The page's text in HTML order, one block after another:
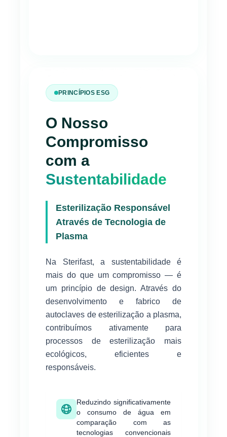
PRINCÍPIOS ESG
O Nosso
Compromisso
com a
Sustentabilidade
Esterilização Responsável
Através de Tecnologia de
Plasma
Na Sterifast, a sustentabilidade é
mais do que um compromisso — é
um princípio de design. Através do
desenvolvimento e fabrico de
autoclaves de esterilização a plasma,
contribuímos ativamente para
processos de esterilização mais
ecológicos, eficientes e
responsáveis.
Reduzindo significativamente
o consumo de água em
comparação com as
tecnologias convencionais